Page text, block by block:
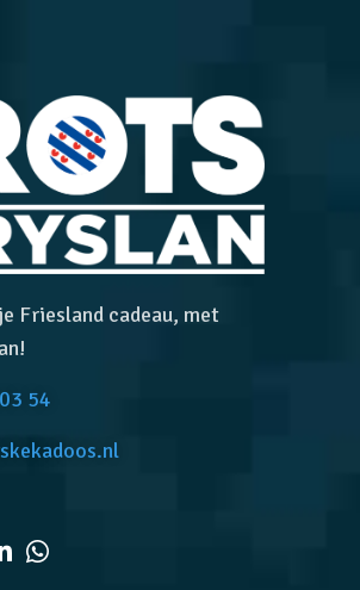
Friesland cadeau, met
54